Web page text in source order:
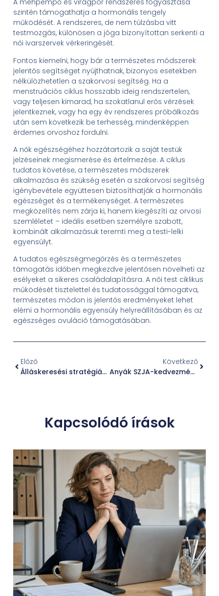
A méhpempő és virágpor rendszeres fogyasztása
szintén támogathatja a hormonális tengely
működését. A rendszeres, de nem túlzásba vitt
testmozgás, különösen a jóga bizonyítottan serkenti a
női ivarszervek vérkeringését.
Fontos kiemelni, hogy bár a természetes módszerek
jelentős segítséget nyújthatnak, bizonyos esetekben
nélkülözhetetlen a szakorvosi segítség. Ha a
menstruációs ciklus hosszabb ideig rendszertelen,
vagy teljesen kimarad, ha szokatlanul erős vérzések
jelentkeznek, vagy ha egy év rendszeres próbálkozás
után sem következik be terhesség, mindenképpen
érdemes orvoshoz fordulni.
A nők egészségéhez hozzátartozik a saját testük
jelzéseinek megismerése és értelmezése. A ciklus
tudatos követése, a természetes módszerek
alkalmazása és szükség esetén a szakorvosi segítség
igénybevétele együttesen biztosíthatják a hormonális
egészséget és a termékenységet. A természetes
megközelítés nem zárja ki, hanem kiegészíti az orvosi
szemléletet – ideális esetben személyre szabott,
kombinált alkalmazásuk teremti meg a testi-lelki
egyensúlyt.
A tudatos egészségmegőrzés és a természetes
támogatás időben megkezdve jelentősen növelheti az
esélyeket a sikeres családalapításra. A női test ciklikus
működését tisztelettel és tudatossággal támogatva,
természetes módon is jelentős eredményeket lehet
elérni a hormonális egyensúly helyreállításában és az
egészséges ovuláció támogatásában.
Előző
Álláskeresési stratégiák a változó magyar munkaerőpiacon: lehetőségek és kihívások
Következő
Anyák SZJA-kedvezménye 2026: változások, jogosultság és munkáltatói feladatok HR-szemmel
Kapcsolódó írások